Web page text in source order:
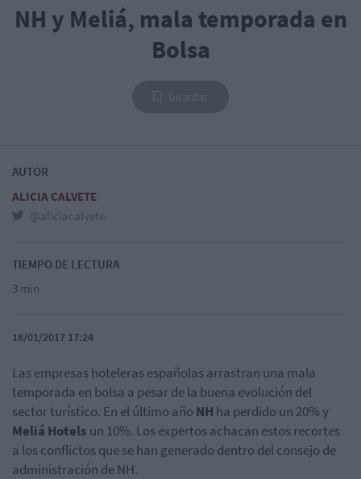
NH y Meliá, mala temporada en
Bolsa
AUTOR
ALICIA CALVETE
@aliciacalvete
TIEMPO DE LECTURA
3 min
18/01/2017 17:24
Las empresas hoteleras españolas arrastran una mala
temporada en bolsa a pesar de la buena evolución del
sector turístico. En el último año NH ha perdido un 20% y
Meliá Hotels un 10%. Los expertos achacan estos recortes
a los conflictos que se han generado dentro del consejo de
administración de NH.